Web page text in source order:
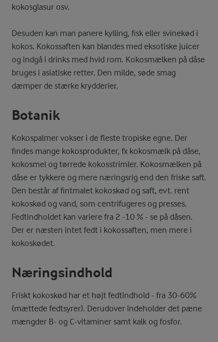
kokosglasur osv.
Desuden kan man panere kylling, fisk eller svinekød i
kokos. Kokossaften kan blandes med eksotiske juicer
og indgå i drinks med hvid rom. Kokosmælken på dåse
bruges i asiatiske retter. Den milde, søde smag
dæmper de stærke krydderier.
Botanik
Kokospalmer vokser i de fleste tropiske egne. Der
findes mange kokosprodukter, fx kokosmælk på dåse,
kokosmel og tørrede kokosstrimler. Kokosmælken på
dåse er tykkere og mere næringsrig end den friske saft.
Den består af fintmalet kokoskød og saft, evt. rent
kokoskød og vand, som centrifugeres og presses.
Fedtindholdet kan variere fra 2 -10 % - se på dåsen.
Der er næsten intet fedt i kokossaften, men mere i
kokoskødet.
Næringsindhold
Friskt kokoskød har et højt fedtindhold - fra 30-60%
(mættede fedtsyrer). Derudover indeholder det pæne
mængder B- og C-vitaminer samt kalk og fosfor.